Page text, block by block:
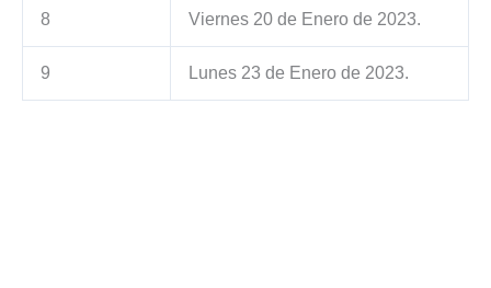
8 Viernes 20 de Enero de 2023.
9 Lunes 23 de Enero de 2023.